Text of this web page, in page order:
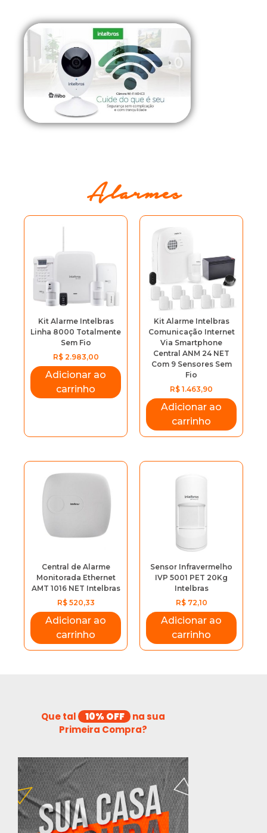
Alarmes
Kit Alarme Intelbras
Linha 8000 Totalmente
Sem Fio
R$2.983,00
Adicionar ao
carrinho
Kit Alarme Intelbras
Comunicação Internet
Via Smartphone
Central ANM 24 NET
Com 9 Sensores Sem
Fio
R$ 1.463,90
Adicionar ao
carrinho
Central de Alarme
Monitorada Ethernet
AMT 1016 NET Intelbras
R$520,33
Adicionar ao
carrinho
Sensor Infravermelho
IVP 5001 PET 20Kg
Intelbras
R$72,10
Adicionar ao
carrinho
Que tal 10% OFF
na sua
Primeira Compra?
Previous